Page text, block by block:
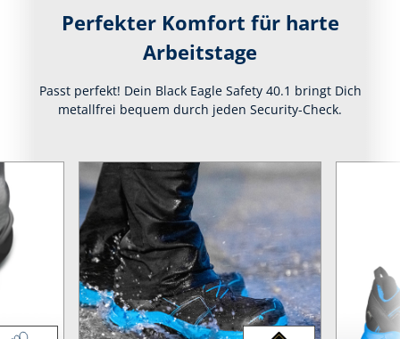
Perfekter Komfort für harte
Arbeitstage
Passt perfekt! Dein Black Eagle Safety 40.1 bringt Dich
metallfrei bequem durch jeden Security-Check.